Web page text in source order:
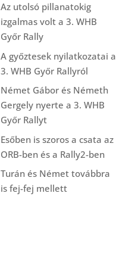
Az utolsó pillanatokig
izgalmas volt a 3. WHB
Győr Rally
A győztesek nyilatkozatai a
3. WHB Győr Rallyról
Német Gábor és Németh
Gergely nyerte a 3. WHB
Győr Rallyt
Esőben is szoros a csata az
ORB-ben és a Rally2-ben
Turán és Német továbbra
is fej-fej mellett